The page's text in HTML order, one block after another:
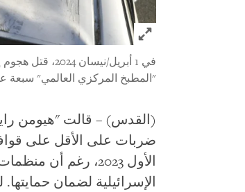
Click to expand Image
في 1 أبريل/
"المطبخ المركزي العالمي" سبعة
(القدس) – قالت "هيومن
ضربات على الأقل على
الأول 2023، رغم
الإسرائيلية لضمان